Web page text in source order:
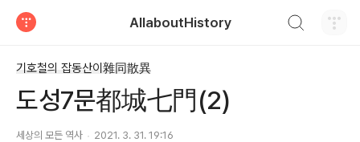
AllaboutHistory
기호철의 잡동산이雜同散異
도성7문都城七門(2)
세상의 모든 역사 2021. 3. 31. 19:16